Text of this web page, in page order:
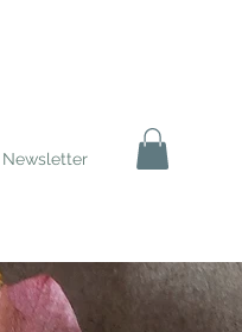
Newsletter